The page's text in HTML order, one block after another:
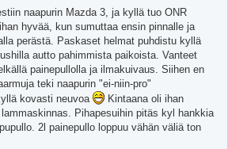
naapurin Mazda 3, ja kyllä tuo ONR
hyvää, kun sumuttaa ensin pinnalle ja
perästä. Paskaset helmat puhdistu kyllä
autto pahimmista paikoista. Vanteet
painepullolla ja ilmakuivaus. Siihen en
teki naapurin "ei-niin-pro"
kovasti neuvoa
Kintaana oli ihan
Pihapesuihin pitäs kyl hankkia
2l painepullo loppuu vähän väliä ton